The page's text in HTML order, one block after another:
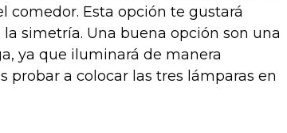
comedor. Esta opción te gustará
simetría. Una buena opción son una
ya que iluminará de manera
probar a colocar las tres lámparas en